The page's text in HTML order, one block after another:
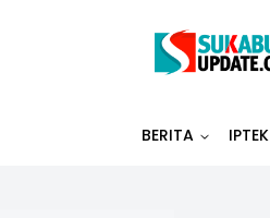
BERITA IPTEK